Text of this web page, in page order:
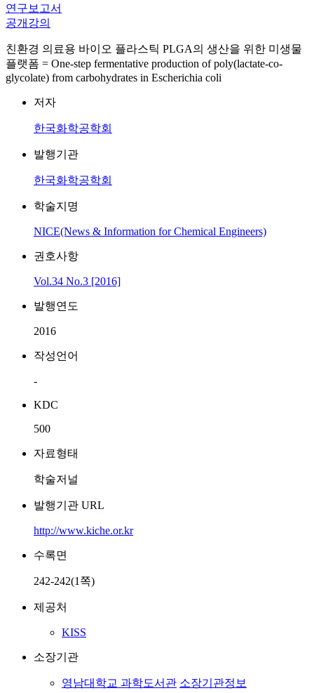
연구보고서
공개강의
친환경 의료용 바이오 플라스틱 PLGA의 생산을 위한 미생물
플랫폼 = One-step fermentative production of poly(lactate-co-
glycolate) from carbohydrates in Escherichia coli
저자
한국화학공학회
발행기관
한국화학공학회
학술지명
NICE(News & Information for Chemical Engineers)
권호사항
Vol.34 No.3 [2016]
발행연도
2016
작성언어
-
KDC
500
자료형태
학술저널
발행기관 URL
http://www.kiche.or.kr
수록면
242-242(1쪽)
제공처
KISS
소장기관
영남대학교 과학도서관 소장기관정보